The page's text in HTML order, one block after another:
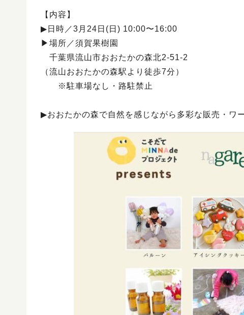
【内容】
▶︎日時／3月24日(日) 10:00〜16:00
▶︎場所／須賀果樹園
千葉県流山市おおたかの森北2-51-2
（流山おおたかの森駅より徒歩7分）
※駐車場なし・路駐禁止
▶︎おおたかの森で自然を感じながら多彩な販売・ワ